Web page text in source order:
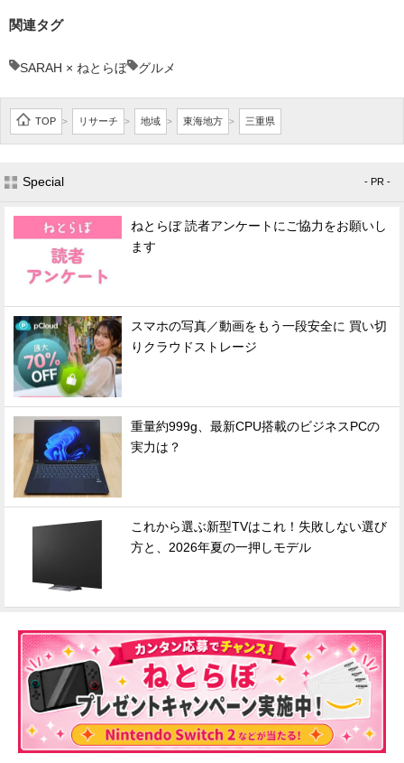
関連タグ
SARAH × ねとらぼ グルメ
TOP > リサーチ > 地域 > 東海地方 > 三重県
Special - PR -
ねとらぼ 読者アンケートにご協力をお願いし
ます
スマホの写真／動画をもう一段安全に 買い切
りクラウドストレージ
重量約999g、最新CPU搭載のビジネスPCの
実力は？
これから選ぶ新型TVはこれ！失敗しない選び
方と、2026年夏の一押しモデル